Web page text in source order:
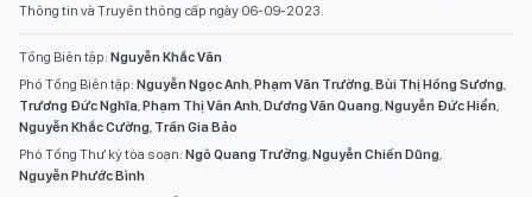
Thông tin và Truyền thông cấp ngày 06-09-2023.
Tổng Biên tập: Nguyễn Khắc Văn
Phó Tổng Biên tập: Nguyễn Ngọc Anh,Phạm Văn Trường,Bùi Thị Hồng Sương,
Trương Đức Nghĩa,Phạm Thị Vân Anh,Dương Văn Quang,Nguyễn Đức Hiển,
Nguyễn Khắc Cường, Trần Gia Bảo
Phó Tổng Thư ký tòa soạn: Ngô Quang Trưởng,Nguyễn Chiến Dũng,
Nguyễn Phước Bình